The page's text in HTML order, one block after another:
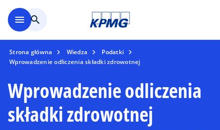
menu search
Strona główna Wiedza
Podatki
Wprowadzenie odliczenia składki zdrowotnej
Wprowadzenie odliczenia
składki zdrowotnej